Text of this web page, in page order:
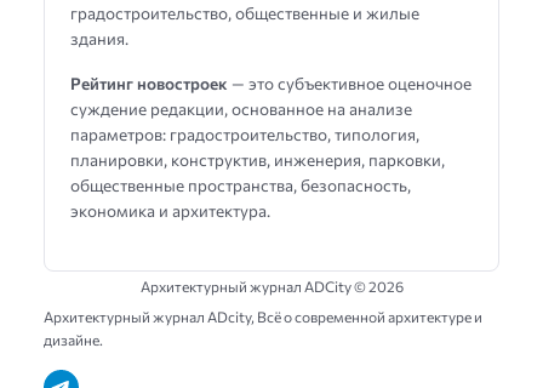
градостроительство, общественные и жилые
здания.
Рейтинг новостроек — это субъективное оценочное
суждение редакции, основанное на анализе
параметров: градостроительство, типология,
планировки, конструктив, инженерия, парковки,
общественные пространства, безопасность,
экономика и архитектура.
Архитектурный журнал ADCity ©2026
Архитектурный журнал ADсity, Всё о современной архитектуре и
дизайне.